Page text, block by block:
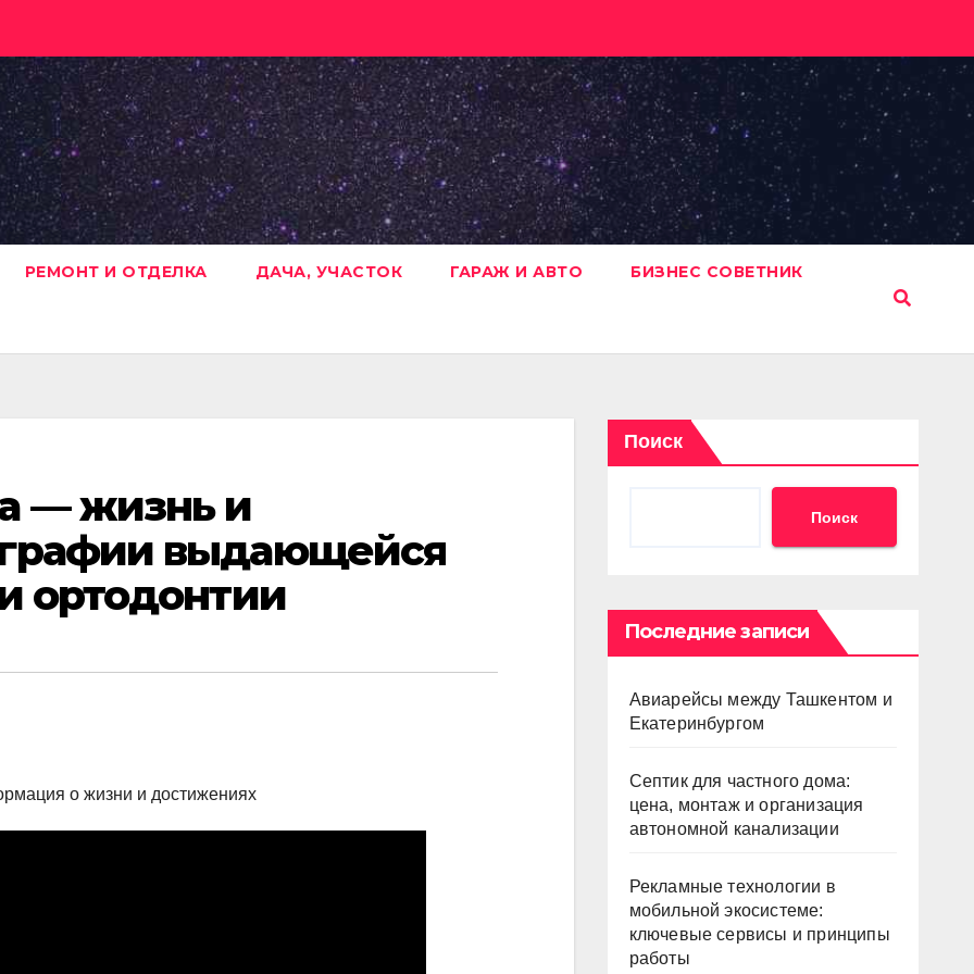
РЕМОНТ И ОТДЕЛКА ДАЧА, УЧАСТОК ГАРАЖ И АВТО БИЗНЕС СОВЕТНИК
— жизнь и
выдающейся
ортодонтии
Поиск
Поиск
Последние записи
Авиарейсы между Ташкентом и
Екатеринбургом
Септик для частного дома:
цена, монтаж и организация
автономной канализации
Рекламные технологии в
мобильной экосистеме:
ключевые сервисы и принципы
работы